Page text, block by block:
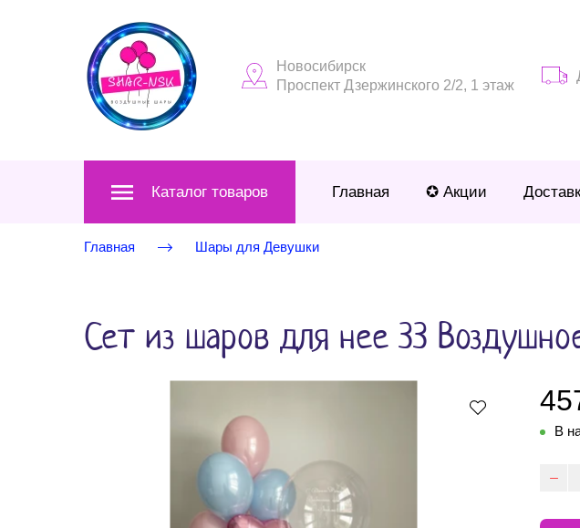
Новосибирск
Проспект Дзержинского 2/2, 1 этаж
Каталог товаров Главная ✪ Акции
Главная Шары для Девушки
Сет из шаров для нее 33
В